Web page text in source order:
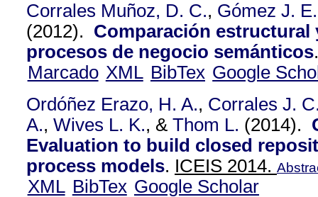
Corrales Muñoz, D. C., Gómez J. E.
(2012). Comparación estructural
procesos de negocio semánticos
Marcado XML BibTex Google
Ordóñez Erazo, H. A., Corrales J.
A., Wives L. K., & Thom L. (2014).
Evaluation to build closed
process models. ICEIS 2014.
XML BibTex Google Scholar